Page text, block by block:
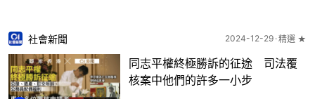
社會新聞 2024-12-29 精選 ★
同志平權終極勝訴的征途 司法覆
核案中他們的許多一小步